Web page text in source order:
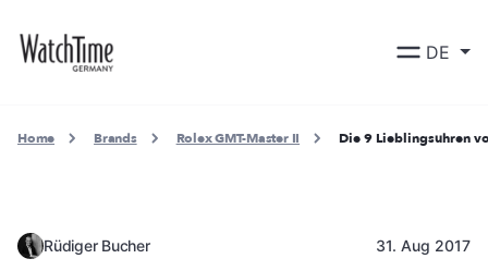
DE
Home Brands Rolex GMT-Master II Die 9 Lieblingsuhren
Rüdiger Bucher 31. Aug 2017